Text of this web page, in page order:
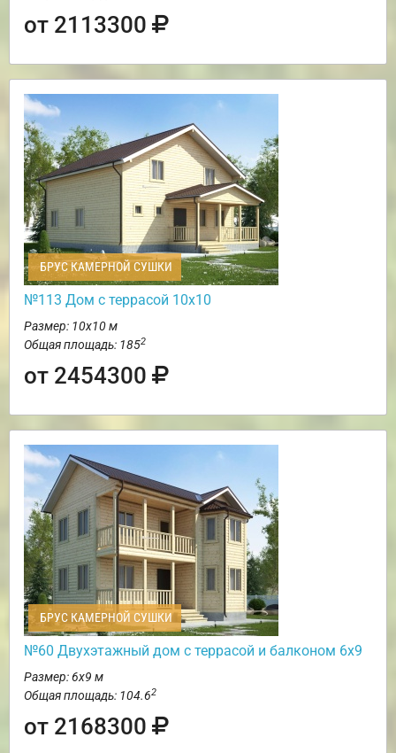
от 2113300
БРУС КАМЕРНОЙ СУШКИ
№113 Дом с террасой 10х10
Размер: 10х10 м
Общая площадь: 1852
от 2454300
БРУС КАМЕРНОЙ СУШКИ
№60 Двухэтажный дом с террасой и балконом 6х9
Размер: 6х9 м
Общая площадь: 104.62
от 2168300